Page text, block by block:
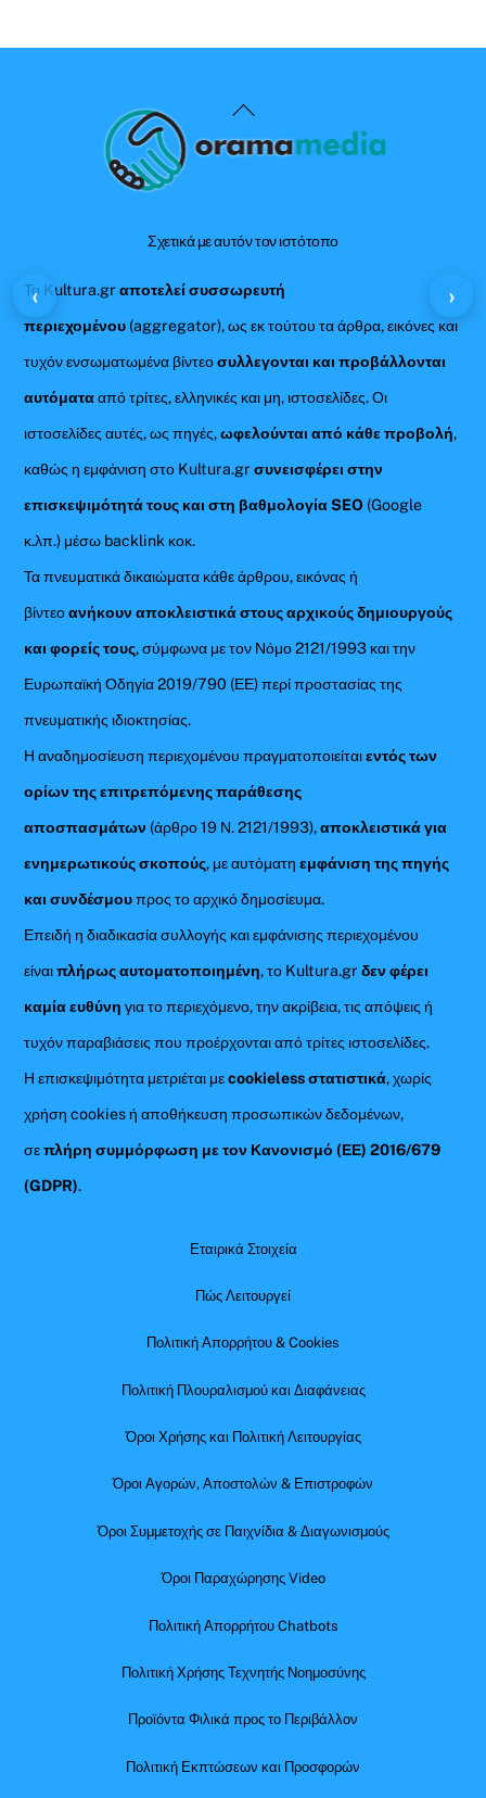
Back
To
Σχετικά με αυτόν τον ιστότοπο
Το Kultura.grαποτελεί συσσωρευτή
περιεχομένου (aggregator), ως εκ τούτου τα άρθρα, εικόνες και
τυχόν ενσωματωμένα βίντεοσυλλεγονται και προβάλλονται
αυτόματααπό τρίτες, ελληνικές και μη, ιστοσελίδες. Οι
ιστοσελίδες αυτές, ως πηγές,ωφελούνται από κάθε προβολή,
καθώς η εμφάνιση στο Kultura.gr συνεισφέρει στην
επισκεψιμότητά τους και στη βαθμολογία SEO (Google
κ.λπ.) μέσω backlink κοκ.
Τα πνευματικά δικαιώματα κάθε άρθρου, εικόνας ή
βίντεοανήκουν αποκλειστικά στους αρχικούς δημιουργούς
και φορείς τους, σύμφωνα με τον Νόμο 2121/1993 και την
Ευρωπαϊκή Οδηγία 2019/790 (ΕΕ) περί προστασίας της
πνευματικής ιδιοκτησίας.
Η αναδημοσίευση περιεχομένου πραγματοποιείταιεντός των
ορίων της επιτρεπόμενης παράθεσης
αποσπασμάτων (άρθρο 19 Ν. 2121/1993),αποκλειστικά για
ενημερωτικούς σκοπούς, με αυτόματηεμφάνιση της πηγής
και συνδέσμουπρος το αρχικό δημοσίευμα.
Επειδή η διαδικασία συλλογής και εμφάνισης περιεχομένου
είναιπλήρως αυτοματοποιημένη, το Kultura.grδεν φέρει
καμία ευθύνη για το περιεχόμενο, την ακρίβεια, τις απόψεις ή
τυχόν παραβιάσεις που προέρχονται από τρίτες ιστοσελίδες.
Η επισκεψιμότητα μετριέται μεcookieless στατιστικά, χωρίς
χρήση cookies ή αποθήκευση προσωπικών δεδομένων,
σεπλήρη συμμόρφωση με τον Κανονισμό (ΕΕ) 2016/679
(GDPR).
Εταιρικά Στοιχεία
Πώς Λειτουργεί
Πολιτική Απορρήτου & Cookies
Πολιτική Πλουραλισμού και Διαφάνειας
Όροι Χρήσης και Πολιτική Λειτουργίας
Όροι Αγορών, Αποστολών & Επιστροφών
Όροι Συμμετοχής σε Παιχνίδια & Διαγωνισμούς
Όροι Παραχώρησης Video
Πολιτική Απορρήτου Chatbots
Πολιτική Χρήσης Τεχνητής Νοημοσύνης
Προϊόντα Φιλικά προς το Περιβάλλον
Πολιτική Εκπτώσεων και Προσφορών
‹ ›